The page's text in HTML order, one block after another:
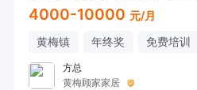
4000-10000 元/月
黄梅镇 年终奖 免费培训
方总
黄梅顾家家居